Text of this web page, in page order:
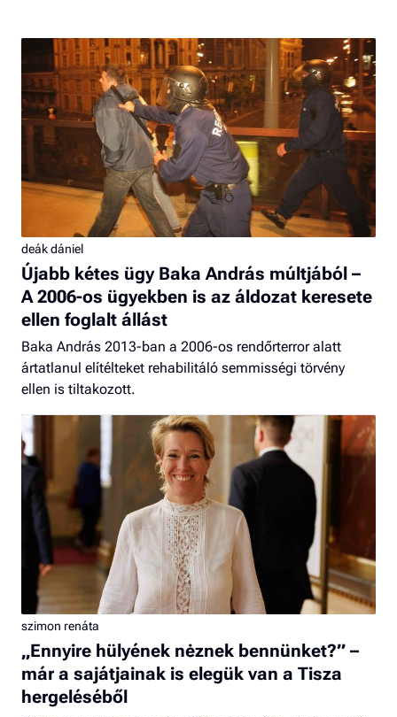
deák dániel
Újabb kétes ügy Baka András múltjából –
A 2006-os ügyekben is az áldozat keresete
ellen foglalt állást
Baka András 2013-ban a 2006-os rendőrterror alatt
ártatlanul elítélteket rehabilitáló semmisségi törvény
ellen is tiltakozott.
szimon renáta
„Ennyire hülyének nėznek bennünket?” –
már a sajátjainak is elegük van a Tisza
hergeléséből